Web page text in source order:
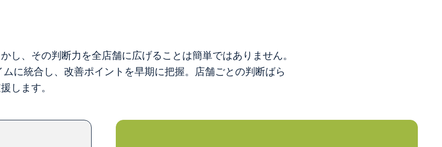
し、その判断力を全店舗に広げることは簡単ではありません。
に統合し、改善ポイントを早期に把握。店舗ごとの判断ばら
します。